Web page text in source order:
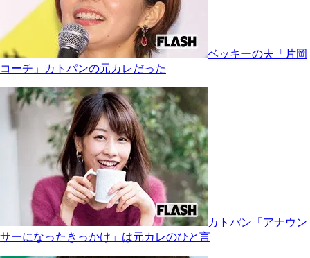
ベッキーの夫「片岡
コーチ」カトパンの元カレだった
カトパン「アナウン
サーになったきっかけ」は元カレのひと言